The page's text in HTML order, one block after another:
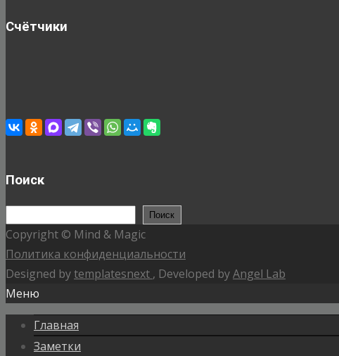
Счётчики
Поиск
Поиск
Copyright © Mind & Magic
Политика конфиденциальности
Designed bytemplatesnext , Developed byAngel Lab
Меню
Главная
Заметки